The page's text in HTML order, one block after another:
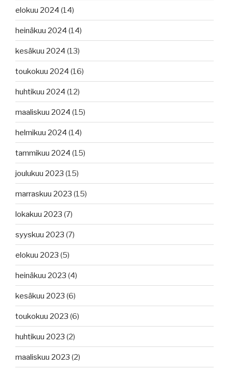
elokuu 2024 (14)
heinäkuu 2024 (14)
kesäkuu 2024 (13)
toukokuu 2024 (16)
huhtikuu 2024 (12)
maaliskuu 2024 (15)
helmikuu 2024 (14)
tammikuu 2024 (15)
joulukuu 2023 (15)
marraskuu 2023 (15)
lokakuu 2023 (7)
syyskuu 2023 (7)
elokuu 2023 (5)
heinäkuu 2023 (4)
kesäkuu 2023 (6)
toukokuu 2023 (6)
huhtikuu 2023 (2)
maaliskuu 2023 (2)